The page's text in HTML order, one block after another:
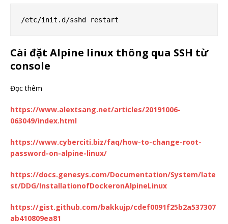
Cài đặt Alpine linux thông qua SSH từ
console
Đọc thêm
https://www.alextsang.net/articles/20191006-
063049/index.html
https://www.cyberciti.biz/faq/how-to-change-root-
password-on-alpine-linux/
https://docs.genesys.com/Documentation/System/late
st/DDG/InstallationofDockeronAlpineLinux
https://gist.github.com/bakkujp/cdef0091f25b2a537307
ab410809ea81